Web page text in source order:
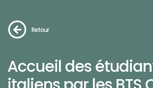
Retour
Accueil des